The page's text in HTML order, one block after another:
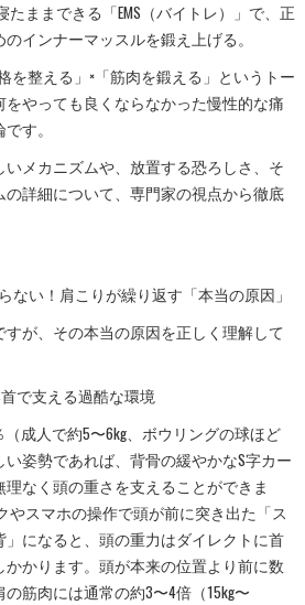
たままできる「EMS（バイトレ）」で、正
インナーマッスルを鍛え上げる。
を整える」×「筋肉を鍛える」というトー
やっても良くならなかった慢性的な痛
す。
メカニズムや、放置する恐ろしさ、そ
の詳細について、専門家の視点から徹底
ない！肩こりが繰り返す「本当の原因」
が、その本当の原因を正しく理解して
で支える過酷な環境
成人で約5〜6kg、ボウリングの球ほど
姿勢であれば、背骨の緩やかなS字カー
なく頭の重さを支えることができま
やスマホの操作で頭が前に突き出た「ス
」になると、頭の重力はダイレクトに首
かります。頭が本来の位置より前に数
筋肉には通常の約3〜4倍（15kg〜